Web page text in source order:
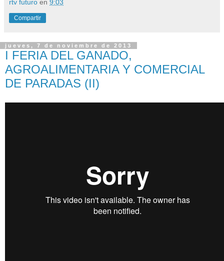
rtv futuro en 9:03
Compartir
jueves, 7 de noviembre de 2013
I FERIA DEL GANADO,
AGROALIMENTARIA Y COMERCIAL
DE PARADAS (II)